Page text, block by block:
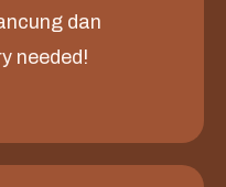
dan
needed!